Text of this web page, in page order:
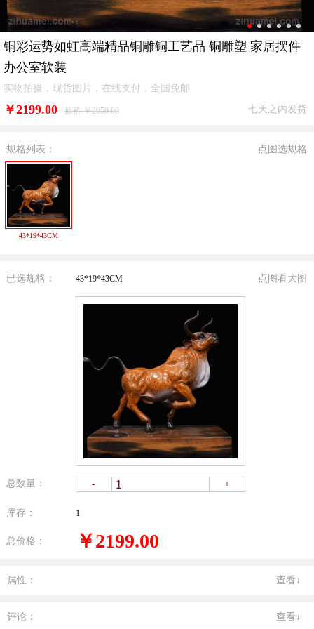
铜彩运势如虹高端精品铜雕铜工艺品 铜雕塑 家居摆件
办公室软装
实物拍摄，现货图片，在线支付，全国免邮
￥2199.00 原价:￥2950.00 七天之内发货
规格列表： 点图选规格
43*19*43CM
已选规格： 43*19*43CM 点图看大图
总数量： - +
库存： 1
总价格： ￥2199.00
属性： 查看↓
评论： 查看↓